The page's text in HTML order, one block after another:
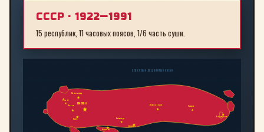
СССР · 1922—1991
15 республик, 11 часовых поясов, 1/6 часть суши.
МОСКВА
Ленинград
Киев
Минск
Ташкент
Алма-Ата
Байконур
Новосибирск Иркутск
Владивосток
Рига
СЕВЕРНЫЙ ЛЕДОВИТЫЙ ОКЕАН